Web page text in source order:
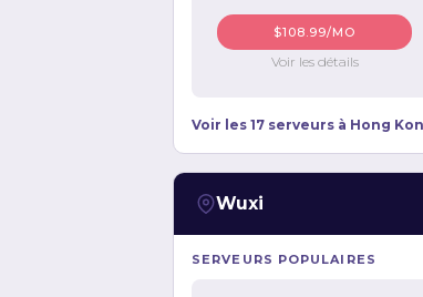
$108.99/MO
Voir les détails
Voir les 17 serveurs à Hong
Wuxi
SERVEURS POPULAIRES